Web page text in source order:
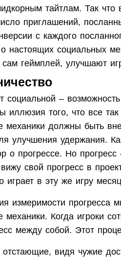
тайтлам. Так что
приглашений,
с каждого
о настоящих социальных
сам геймплей, улучшают
социальной –
иллюзия того, что все
механики должны быть
улучшения удержания.
о прогрессе. Но
свой прогресс в
играет в эту же игру
измеримости прогресса
механики. Когда игроки
между собой. Этот
видя чужие